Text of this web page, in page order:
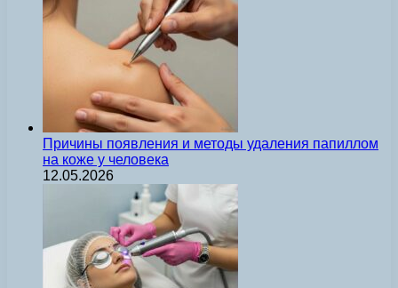
Причины появления и методы удаления папиллом
на коже у человека
12.05.2026